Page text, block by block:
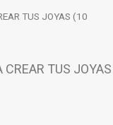
TUS JOYAS (10